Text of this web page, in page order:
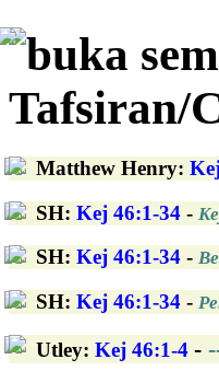
buka
Tafsiran/
Matthew Henry:
SH: Kej 46:1-34 -
SH: Kej 46:1-34 -
SH: Kej 46:1-34 -
Utley: Kej 46:1-4 -